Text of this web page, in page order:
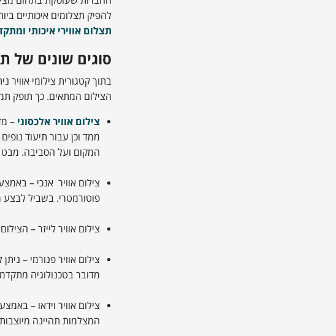
להפיק תצלומים איכותיים
תצלום אווירי איכותי
סוגים שונים של
בתוך קטגורית צילומי
הצילום המתאים. כך תופק
צילום אוויר אלכסוני –
ממד וכן עבור תיעוד
המקום ועל הסביבה. מבט
צילום אוויר אנכי –
פוטורמטרי. בשביל לבצע
צילום אוויר לייזר –
צילום אוויר פנורמי –
מדובר בטכנולוגיה
צילום אוויר וידאו –
המצלמות תהיינה מיוצבות